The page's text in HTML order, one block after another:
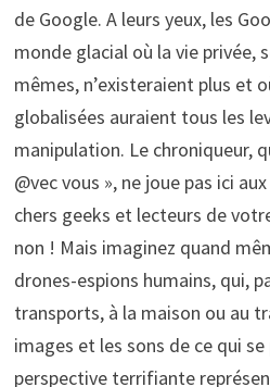
de Google. A leurs yeux, les
monde glacial où la vie privée,
mêmes, n’existeraient plus et
globalisées auraient tous les
manipulation. Le chroniqueur,
@vec vous », ne joue pas ici
chers geeks et lecteurs de
non ! Mais imaginez quand
drones-espions humains, qui,
transports, à la maison ou au
images et les sons de ce qui
perspective terrifiante